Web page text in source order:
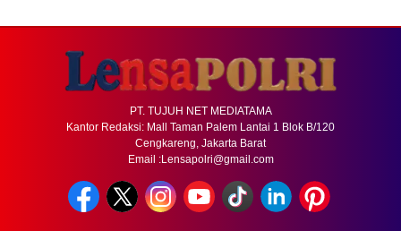
PT. TUJUH NET MEDIATAMA
Kantor Redaksi: Mall Taman Palem Lantai 1 Blok B/120
Cengkareng, Jakarta Barat
Email :Lensapolri@gmail.com